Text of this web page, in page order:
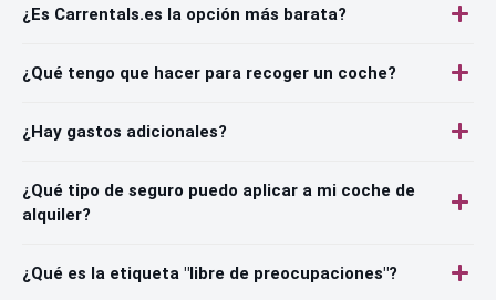
¿Es Carrentals.es la opción más barata?
¿Qué tengo que hacer para recoger un coche?
¿Hay gastos adicionales?
¿Qué tipo de seguro puedo aplicar a mi coche de
alquiler?
¿Qué es la etiqueta "libre de preocupaciones"?